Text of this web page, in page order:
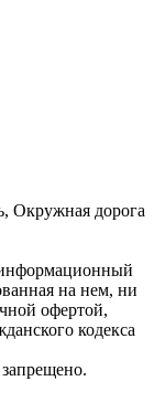
Окружная дорога
на нем, ни
офертой,
кодекса